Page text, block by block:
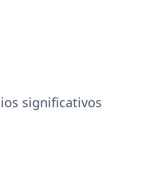
significativos